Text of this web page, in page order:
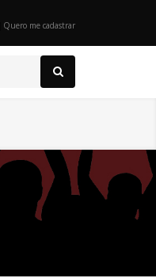
Quero me cadastrar